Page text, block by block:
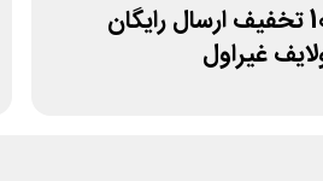
100% تخفیف ارسال رایگان
غیراول